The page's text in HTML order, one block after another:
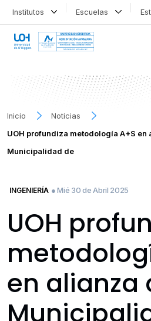
Institutos Escuelas
Inicio
Noticias
UOH profundiza metodología A+S en
Municipalidad de
INGENIERÍA ● Mié 30 de Abril 2025
UOH
en alianza